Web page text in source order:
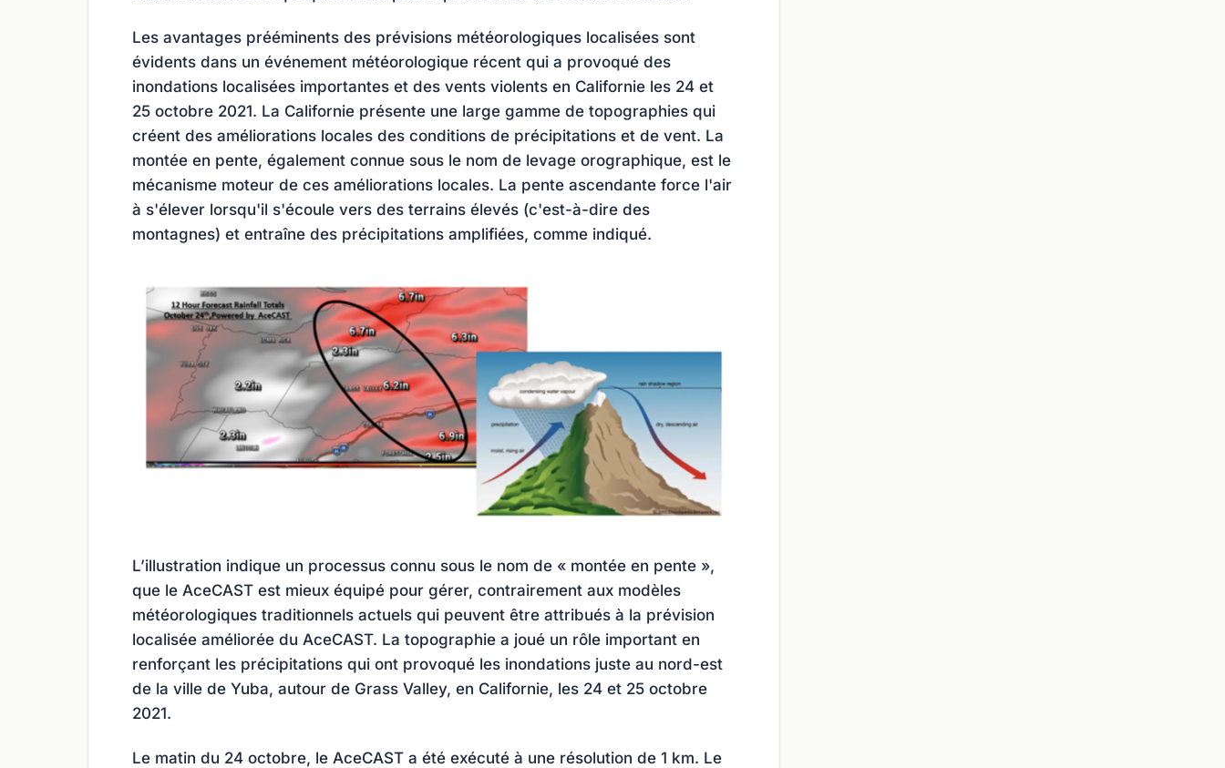
Les avantages prééminents des prévisions météorologiques localisées sont
évidents dans un événement météorologique récent qui a provoqué des
inondations localisées importantes et des vents violents en Californie les 24 et
25 octobre 2021. La Californie présente une large gamme de topographies qui
créent des améliorations locales des conditions de précipitations et de vent. La
montée en pente, également connue sous le nom de levage orographique, est le
mécanisme moteur de ces améliorations locales. La pente ascendante force l'air
à s'élever lorsqu'il s'écoule vers des terrains élevés (c'est-à-dire des
montagnes) et entraîne des précipitations amplifiées, comme indiqué.
L’illustration indique un processus connu sous le nom de « montée en pente »,
que le AceCAST est mieux équipé pour gérer, contrairement aux modèles
météorologiques traditionnels actuels qui peuvent être attribués à la prévision
localisée améliorée du AceCAST. La topographie a joué un rôle important en
renforçant les précipitations qui ont provoqué les inondations juste au nord-est
de la ville de Yuba, autour de Grass Valley, en Californie, les 24 et 25 octobre
2021.
Le matin du 24 octobre, le AceCAST a été exécuté à une résolution de 1 km. Le